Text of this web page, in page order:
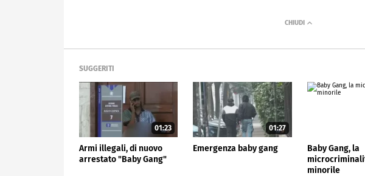
SUGGERITI
01:23
Armi illegali, di nuovo
arrestato "Baby Gang"
01:27
Emergenza baby gang
Baby Gang, la
minorile